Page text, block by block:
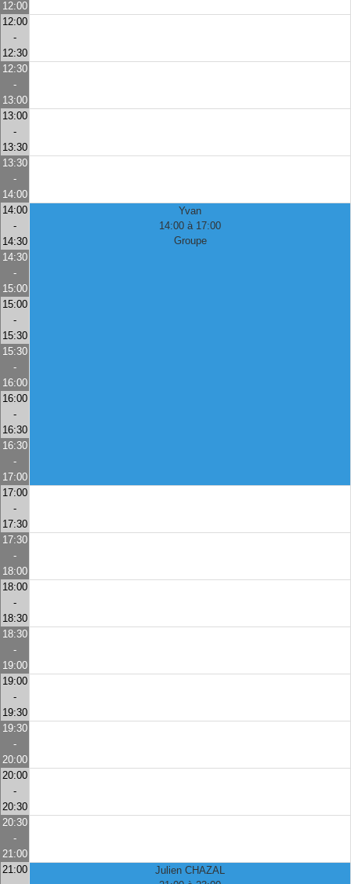
12:00
12:00
-
12:30
12:30
-
13:00
13:00
-
13:30
13:30
-
14:00
14:00
-
14:30
Yvan
14:00 à 17:00
Groupe
14:30
-
15:00
15:00
-
15:30
15:30
-
16:00
16:00
-
16:30
16:30
-
17:00
17:00
-
17:30
17:30
-
18:00
18:00
-
18:30
18:30
-
19:00
19:00
-
19:30
19:30
-
20:00
20:00
-
20:30
20:30
-
21:00
21:00
Julien CHAZAL